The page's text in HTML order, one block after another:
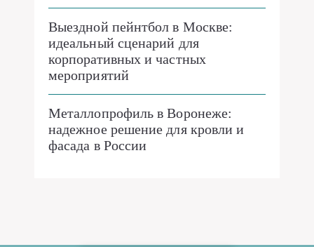
Выездной пейнтбол в Москве:
идеальный сценарий для
корпоративных и частных
мероприятий
Металлопрофиль в Воронеже:
надежное решение для кровли и
фасада в России